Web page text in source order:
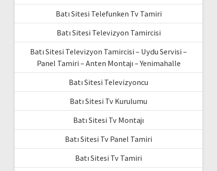
Batı Sitesi Telefunken Tv Tamiri
Batı Sitesi Televizyon Tamircisi
Batı Sitesi Televizyon Tamircisi – Uydu Servisi –
Panel Tamiri – Anten Montajı – Yenimahalle
Batı Sitesi Televizyoncu
Batı Sitesi Tv Kurulumu
Batı Sitesi Tv Montajı
Batı Sitesi Tv Panel Tamiri
Batı Sitesi Tv Tamiri